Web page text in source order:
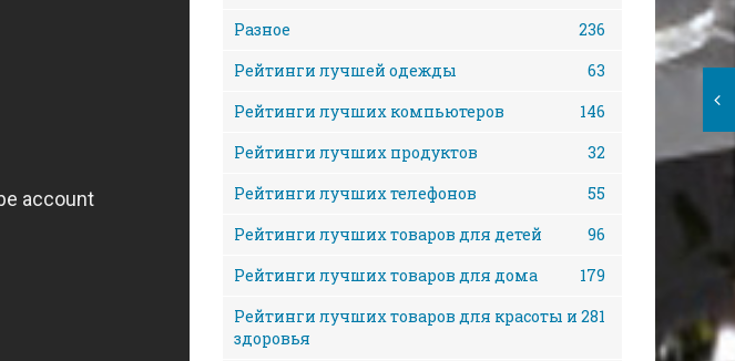
Разное
236
Рейтинги лучшей одежды
63
Рейтинги лучших компьютеров
146
Рейтинги лучших продуктов
32
Рейтинги лучших телефонов
55
Рейтинги лучших товаров для детей
96
Рейтинги лучших товаров для дома
179
Рейтинги лучших товаров для красоты и
здоровья
281